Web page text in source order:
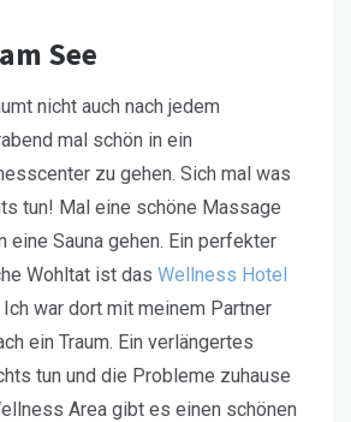
See
nicht auch nach jedem
mal schön in ein
zu gehen. Sich mal was
tun! Mal eine schöne Massage
eine Sauna gehen. Ein perfekter
Wohltat ist das Wellness Hotel
Ich war dort mit meinem Partner
ein Traum. Ein verlängertes
tun und die Probleme zuhause
Area gibt es einen schönen